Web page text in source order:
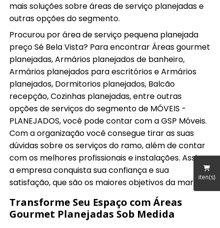
iten(s)
mais soluções sobre áreas de serviço planejadas e
outras opções do segmento.
Procurou por área de serviço pequena planejada
preço Sé Bela Vista? Para encontrar Áreas gourmet
planejadas, Armários planejados de banheiro,
Armários planejados para escritórios e Armários
planejados, Dormitorios planejados, Balcão
recepção, Cozinhas planejadas, entre outras
opções de serviços do segmento de MÓVEIS -
PLANEJADOS, você pode contar com a GSP Móveis.
Com a organização você consegue tirar as suas
dúvidas sobre os serviços do ramo, além de contar
com os melhores profissionais e instalações. Assim,
a empresa conquista sua confiança e sua
satisfação, que são os maiores objetivos da marca.
Transforme Seu Espaço com Áreas
Gourmet Planejadas Sob Medida